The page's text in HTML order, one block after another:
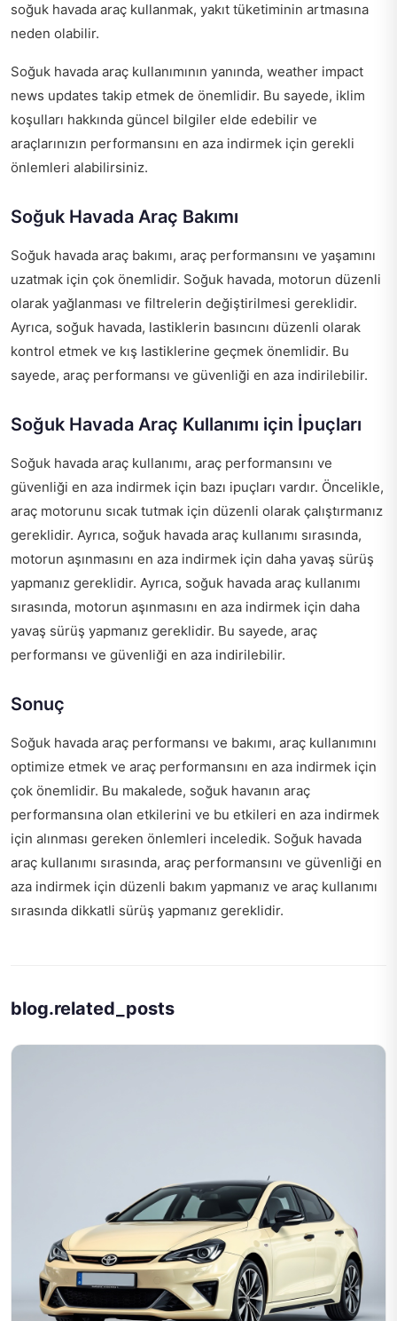
soğuk havada araç kullanmak, yakıt tüketiminin artmasına
neden olabilir.
Soğuk havada araç kullanımının yanında, weather impact
news updates takip etmek de önemlidir. Bu sayede, iklim
koşulları hakkında güncel bilgiler elde edebilir ve
araçlarınızın performansını en aza indirmek için gerekli
önlemleri alabilirsiniz.
Soğuk Havada Araç Bakımı
Soğuk havada araç bakımı, araç performansını ve yaşamını
uzatmak için çok önemlidir. Soğuk havada, motorun düzenli
olarak yağlanması ve filtrelerin değiştirilmesi gereklidir.
Ayrıca, soğuk havada, lastiklerin basıncını düzenli olarak
kontrol etmek ve kış lastiklerine geçmek önemlidir. Bu
sayede, araç performansı ve güvenliği en aza indirilebilir.
Soğuk Havada Araç Kullanımı için İpuçları
Soğuk havada araç kullanımı, araç performansını ve
güvenliği en aza indirmek için bazı ipuçları vardır. Öncelikle,
araç motorunu sıcak tutmak için düzenli olarak çalıştırmanız
gereklidir. Ayrıca, soğuk havada araç kullanımı sırasında,
motorun aşınmasını en aza indirmek için daha yavaş sürüş
yapmanız gereklidir. Ayrıca, soğuk havada araç kullanımı
sırasında, motorun aşınmasını en aza indirmek için daha
yavaş sürüş yapmanız gereklidir. Bu sayede, araç
performansı ve güvenliği en aza indirilebilir.
Sonuç
Soğuk havada araç performansı ve bakımı, araç kullanımını
optimize etmek ve araç performansını en aza indirmek için
çok önemlidir. Bu makalede, soğuk havanın araç
performansına olan etkilerini ve bu etkileri en aza indirmek
için alınması gereken önlemleri inceledik. Soğuk havada
araç kullanımı sırasında, araç performansını ve güvenliği en
aza indirmek için düzenli bakım yapmanız ve araç kullanımı
sırasında dikkatli sürüş yapmanız gereklidir.
blog.related_posts